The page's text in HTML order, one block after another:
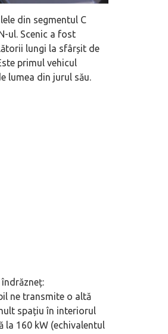
din segmentul C
ul. Scenic a fost
lungi la sfârșit de
primul vehicul
lumea din jurul său.
ne transmite o altă
spațiu în interiorul
160 kW (echivalentul